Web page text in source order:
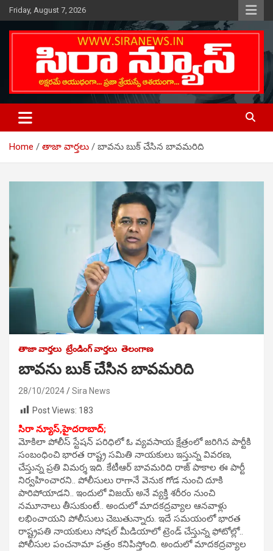
Skip
to
content
Friday, August 7, 2026
SIRA NEWS
Telugu Online News Daily
Home తాజా వార్తలు బావను బుక్ చేసిన బావమరిది
తాజా వార్తలు ట్రేండింగ్ వార్తలు తెలంగాణ
బావను బుక్ చేసిన బావమరిది
28/10/2024
Sira News
Post Views: 183
సిరా న్యూస్,హైదరాబాద్;
మోకిలా పోలీస్ స్టేషన్ పరిధిలో ఓ వ్యవసాయ క్షేత్రంలో జరిగిన పార్టీకి
సంబంధించి భారత రాష్ట్ర సమితి నాయకులు ఇస్తున్న వివరణ,
చేస్తున్న ప్రతి విమర్శ ఇది. కేటీఆర్ బావమరిది రాజ్ పాకాల ఈ పార్టీ
నిర్వహించారని.. పోలీసులు రాగానే వెనుక గోడ నుంచి దూకి
పారిపోయాడని.. ఇందులో విజయ్ అనే వ్యక్తి శరీరం నుంచి
నమూనాలు తీసుకుంటే.. అందులో మాదకద్రవ్యాల ఆనవాళ్లు
లభించాయని పోలీసులు చెబుతున్నారు. ఇదే సమయంలో భారత
రాష్ట్రపతి నాయకులు సోషల్ మీడియాలో ట్రెండ్ చేస్తున్న ఫోటోల్లో..
పోలీసుల పంచనామా పత్రం కనిపిస్తోంది. అందులో మాదకద్రవ్యాల